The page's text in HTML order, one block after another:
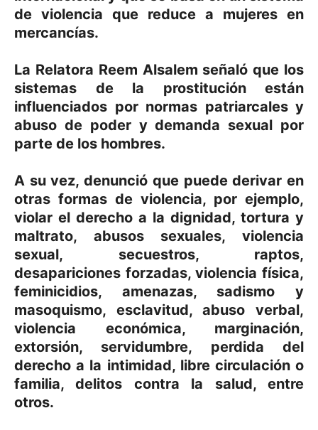
de violencia que reduce a mujeres en
mercancías.
La Relatora Reem Alsalem señaló que los
sistemas de la prostitución están
influenciados por normas patriarcales y
abuso de poder y demanda sexual por
parte de los hombres.
A su vez, denunció que puede derivar en
otras formas de violencia, por ejemplo,
violar el derecho a la dignidad, tortura y
maltrato, abusos sexuales, violencia
sexual, secuestros, raptos,
desapariciones forzadas, violencia física,
feminicidios, amenazas, sadismo y
masoquismo, esclavitud, abuso verbal,
violencia económica, marginación,
extorsión, servidumbre, perdida del
derecho a la intimidad, libre circulación o
familia, delitos contra la salud, entre
otros.